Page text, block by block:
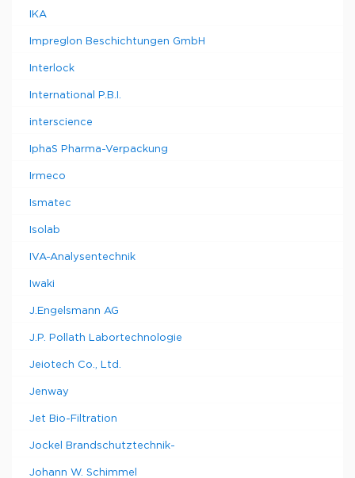
IKA
Impreglon Beschichtungen GmbH
Interlock
International P.B.I.
interscience
IphaS Pharma-Verpackung
Irmeco
Ismatec
Isolab
IVA-Analysentechnik
Iwaki
J.Engelsmann AG
J.P. Pollath Labortechnologie
Jeiotech Co., Ltd.
Jenway
Jet Bio-Filtration
Jockel Brandschutztechnik-
Johann W. Schimmel